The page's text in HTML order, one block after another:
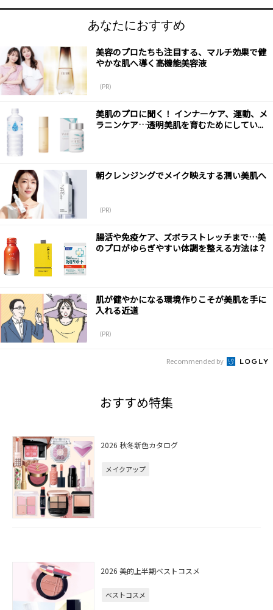
あなたにおすすめ
美容のプロたちも注目する、マルチ効果で健
やかな肌へ導く高機能美容液
（PR）
美肌のプロに聞く！ インナーケア、運動、メ
ラニンケア…透明美肌を育むためにしてい...
朝クレンジングでメイク映えする潤い美肌へ
（PR）
腸活や免疫ケア、ズボラストレッチまで…美
のプロがゆらぎやすい体調を整える方法は？
肌が健やかになる環境作りこそが美肌を手に
入れる近道
（PR）
Recommended by
おすすめ特集
2026 秋冬新色カタログ
メイクアップ
2026 美的上半期ベストコスメ
ベストコスメ